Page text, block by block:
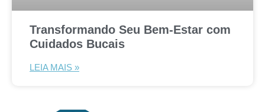
Transformando Seu Bem-Estar com
Cuidados Bucais
LEIA MAIS »